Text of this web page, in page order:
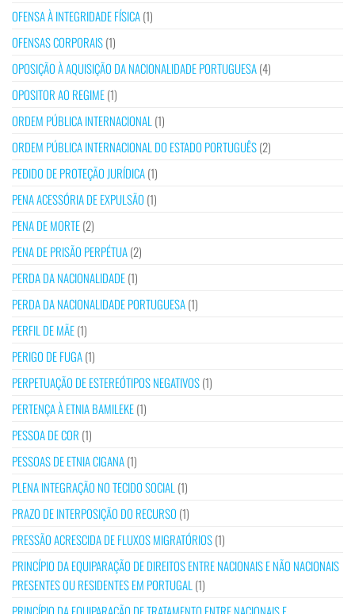
OFENSA À INTEGRIDADE FÍSICA(1)
OFENSAS CORPORAIS(1)
OPOSIÇÃO À AQUISIÇÃO DA NACIONALIDADE PORTUGUESA(4)
OPOSITOR AO REGIME(1)
ORDEM PÚBLICA INTERNACIONAL (1)
ORDEM PÚBLICA INTERNACIONAL DO ESTADO PORTUGUÊS(2)
PEDIDO DE PROTEÇÃO JURÍDICA(1)
PENA ACESSÓRIA DE EXPULSÃO (1)
PENA DE MORTE(2)
PENA DE PRISÃO PERPÉTUA(2)
PERDA DA NACIONALIDADE(1)
PERDA DA NACIONALIDADE PORTUGUESA(1)
PERFIL DE MÃE(1)
PERIGO DE FUGA(1)
PERPETUAÇÃO DE ESTEREÓTIPOS NEGATIVOS(1)
PERTENÇA À ETNIA BAMILEKE(1)
PESSOA DE COR (1)
PESSOAS DE ETNIA CIGANA(1)
PLENA INTEGRAÇÃO NO TECIDO SOCIAL (1)
PRAZO DE INTERPOSIÇÃO DO RECURSO (1)
PRESSÃO ACRESCIDA DE FLUXOS MIGRATÓRIOS(1)
PRINCÍPIO DA EQUIPARAÇÃO DE DIREITOS ENTRE NACIONAIS E NÃO NACIONAIS
PRESENTES OU RESIDENTES EM PORTUGAL (1)